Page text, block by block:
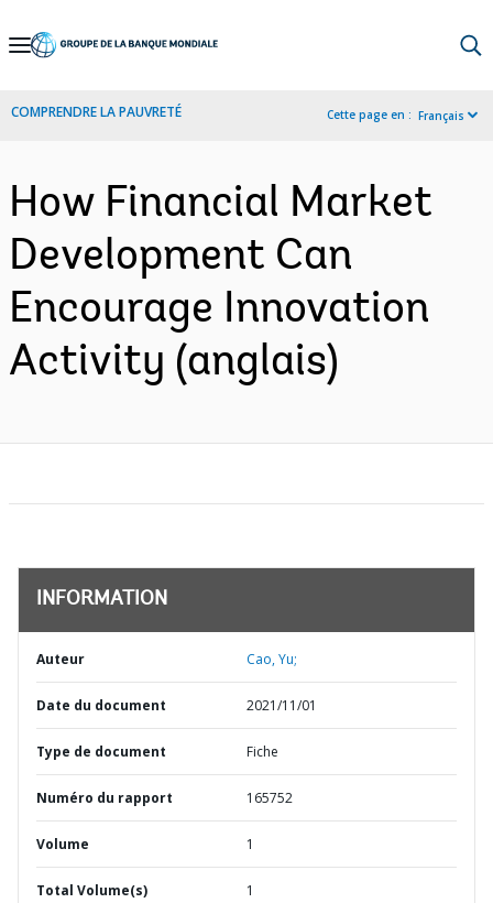
Skip
Navigation
COMPRENDRE LA PAUVRETÉ Cette page en : Français
How Financial Market
Development Can
Encourage Innovation
Activity (anglais)
INFORMATION
Auteur Cao, Yu;
Date du document 2021/11/01
Type de document Fiche
Numéro du rapport 165752
Volume 1
Total Volume(s) 1